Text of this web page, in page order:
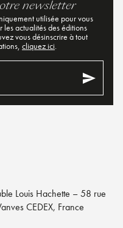
newsletter
utilisée pour vous
les actualités des éditions
vous désinscrire à tout
cliquez ici.
send
Louis Hachette – 58 rue
CEDEX, France